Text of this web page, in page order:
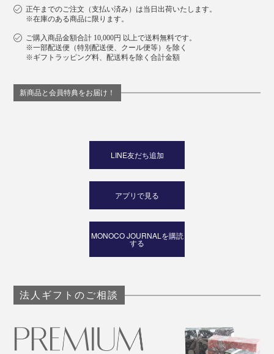
正午までのご注文（支払い済み）は当日出荷いたします。
※在庫のある商品に限ります。
ご購入商品金額合計 10,000円 以上で送料無料です。
※一部配送便（特別配送便、クール便等）を除く
※ギフトラッピング料、配送料を除く合計金額
新商品と会員特典をお届け！
LINE友だち追加
アプリで見る
MONOCO JOURNALを購読
する
法人ギフトのご相談